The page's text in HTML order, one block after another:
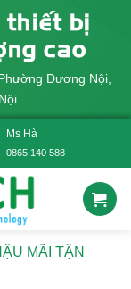
thiết bị
cao
Dương Nội,
Ms Hà
0865 140 588
MÃI TẬN